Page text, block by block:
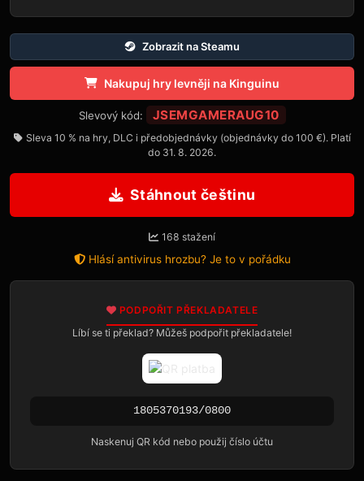
Zobrazit na Steamu
Nakupuj hry levněji na Kinguinu
Slevový kód: JSEMGAMERAUG10
Sleva 10 % na hry, DLC i předobjednávky (objednávky do 100 €). Platí
do 31. 8. 2026.
Stáhnout češtinu
168 stažení
Hlásí antivirus hrozbu? Je to v pořádku
PODPOŘIT PŘEKLADATELE
Líbí se ti překlad? Můžeš podpořit překladatele!
1805370193/0800
Naskenuj QR kód nebo použij číslo účtu